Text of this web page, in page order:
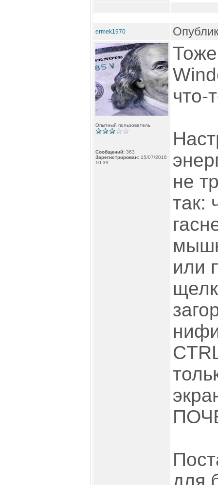
ermek1970
Опытный пользователь
Сообщений: 363
Зарегистрирован: 15/07/2016
10:39
что-
не
так:
или